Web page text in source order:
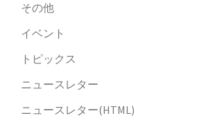
その他
イベント
トピックス
ニュースレター
ニュースレター(HTML)